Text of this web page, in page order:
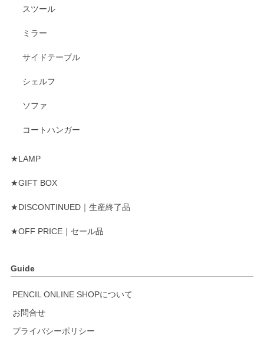
スツール
ミラー
サイドテーブル
シェルフ
ソファ
コートハンガー
★LAMP
★GIFT BOX
★DISCONTINUED｜生産終了品
★OFF PRICE｜セール品
Guide
PENCIL ONLINE SHOPについて
お問合せ
プライバシーポリシー